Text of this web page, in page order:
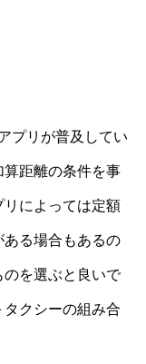
プリが普及してい
距離の条件を事
によっては定額
る場合もあるの
を選ぶと良いで
クシーの組み合